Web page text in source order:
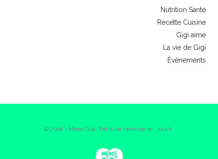
Nutrition Santé
Recette Cuisine
Gigi aime
La vie de Gigi
Événements
© 2018 - Merci Gigi. Peinture carrosserie : Jouch.